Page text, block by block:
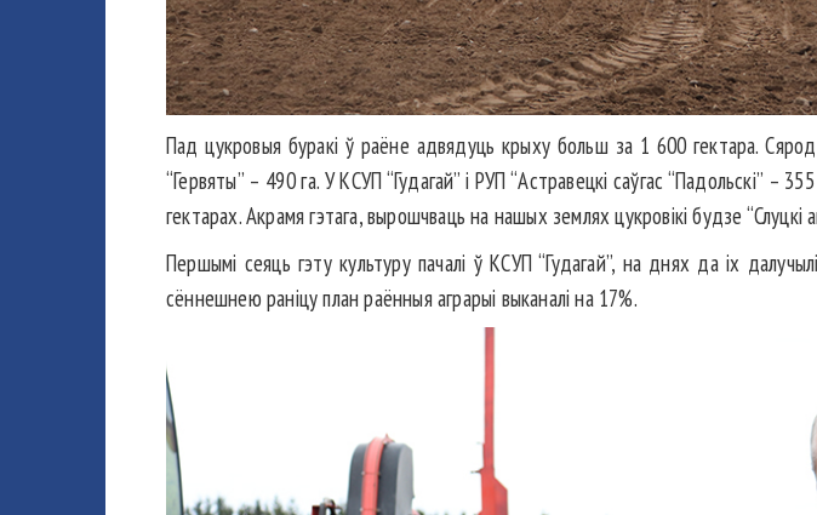
Пад цукровыя буракі ў раёне адвядуць крыху больш за 1 600 гектара.
“Гервяты” – 490 га. У КСУП “Гудагай” і РУП “Астравецкі саўгас “Падольскі” –
гектарах. Акрамя гэтага, вырошчваць на нашых землях цукровікі будзе “Слуцкі
Першымі сеяць гэту культуру пачалі ў КСУП “Гудагай”, на днях да іх
сённешнею ранiцу план раённыя аграрыі выканалі на 17%.